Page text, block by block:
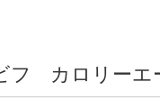
フ カロリーエ